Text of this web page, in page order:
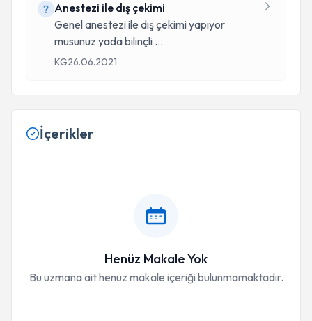
Anestezi ile dış çekimi
Genel anestezi ile dış çekimi yapıyor
musunuz yada bilinçli ...
KG26.06.2021
İçerikler
Henüz Makale Yok
Bu uzmana ait henüz makale içeriği bulunmamaktadır.